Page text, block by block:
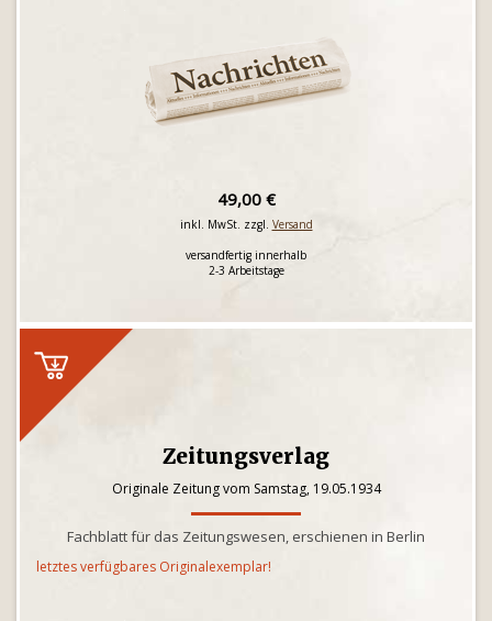
49,00 €
inkl. MwSt. zzgl. Versand
versandfertig innerhalb
2-3 Arbeitstage
Zeitungsverlag
Originale Zeitung vom Samstag, 19.05.1934
Fachblatt für das Zeitungswesen, erschienen in Berlin
letztes verfügbares Originalexemplar!